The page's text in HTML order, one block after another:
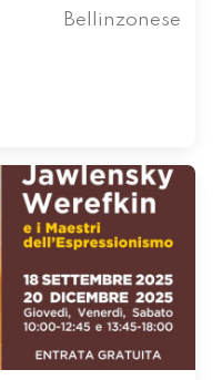
Bellinzonese